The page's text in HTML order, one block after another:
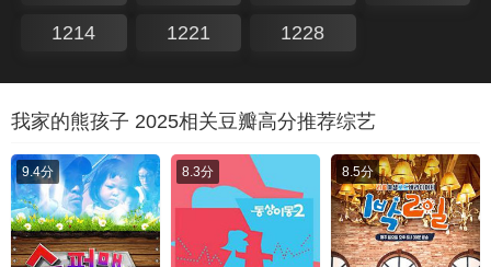
1214 1221 1228
我家的熊孩子 2025相关豆瓣高分推荐综艺
9.4分 8.3分 8.5分